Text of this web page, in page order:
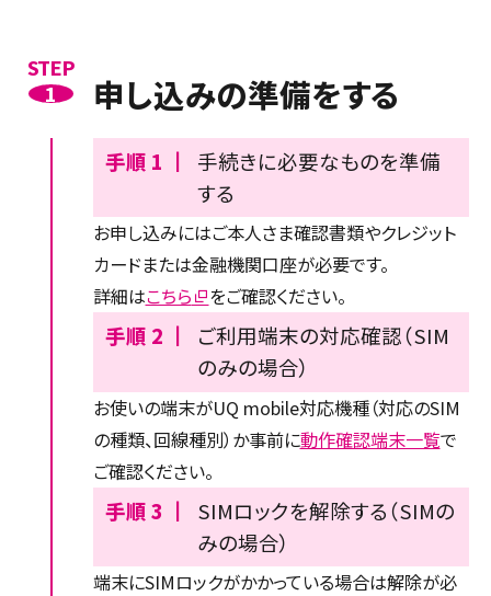
STEP
1
申し込みの準備をする
手順 1 ┃
手続きに必要なものを準備
する
お申し込みにはご本人さま確認書類やクレジット
カードまたは金融機関口座が必要です。
詳細はこちら をご確認ください。
手順 2 ┃
ご利用端末の対応確認（SIM
のみの場合）
お使いの端末がUQ mobile対応機種（対応のSIM
の種類、回線種別）か事前に動作確認端末一覧で
ご確認ください。
手順 3 ┃
SIMロックを解除する（SIMの
みの場合）
端末にSIMロックがかかっている場合は解除が必